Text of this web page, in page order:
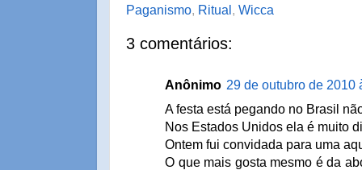
Paganismo, Ritual , Wicca
3 comentários:
Anônimo 29 de outubro de 2010
A festa está pegando no Brasil
Nos Estados Unidos ela é muito
Ontem fui convidada para uma
O que mais gosta mesmo é da